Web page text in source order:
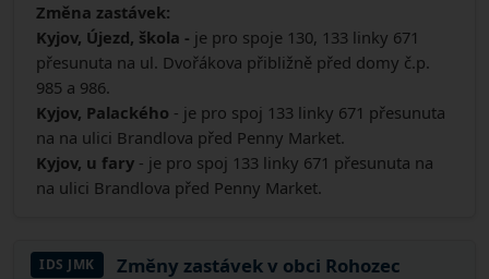
Změna zastávek:
Kyjov, Újezd, škola - je pro spoje 130, 133 linky 671
přesunuta na ul. Dvořákova přibližně před domy č.p.
985 a 986.
Kyjov, Palackého - je pro spoj 133 linky 671 přesunuta
na na ulici Brandlova před Penny Market.
Kyjov, u fary - je pro spoj 133 linky 671 přesunuta na
na ulici Brandlova před Penny Market.
IDS JMK Změny zastávek v obci Rohozec